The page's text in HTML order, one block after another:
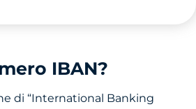
IBAN?
di “International Banking